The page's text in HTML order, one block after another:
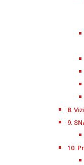
8.
9.
10.